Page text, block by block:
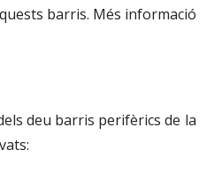
barris. Més informació
deu barris perifèrics de la